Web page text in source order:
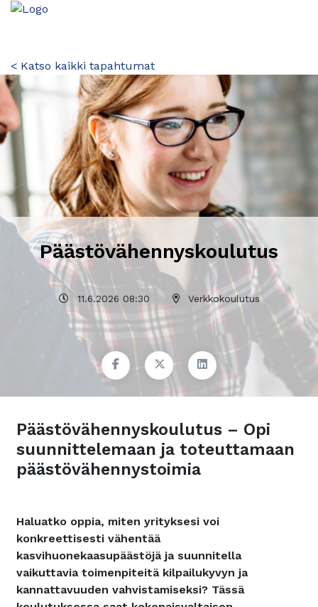
< Katso kaikki tapahtumat
Päästövähennyskoulutus
11.6.2026 08:30 Verkkokoulutus
Päästövähennyskoulutus – Opi
suunnittelemaan ja toteuttamaan
päästövähennystoimia
Haluatko oppia, miten yrityksesi voi
konkreettisesti vähentää
kasvihuonekaasupäästöjä ja suunnitella
vaikuttavia toimenpiteitä kilpailukyvyn ja
kannattavuuden vahvistamiseksi? Tässä